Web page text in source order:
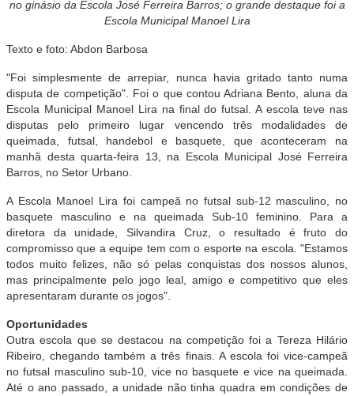
no ginásio da Escola José Ferreira Barros; o grande destaque foi a
Escola Municipal Manoel Lira
Texto e foto: Abdon Barbosa
"Foi simplesmente de arrepiar, nunca havia gritado tanto numa
disputa de competição". Foi o que contou Adriana Bento, aluna da
Escola Municipal Manoel Lira na final do futsal. A escola teve nas
disputas pelo primeiro lugar vencendo três modalidades de
queimada, futsal, handebol e basquete, que aconteceram na
manhã desta quarta-feira 13, na Escola Municipal José Ferreira
Barros, no Setor Urbano.
A Escola Manoel Lira foi campeã no futsal sub-12 masculino, no
basquete masculino e na queimada Sub-10 feminino. Para a
diretora da unidade, Silvandira Cruz, o resultado é fruto do
compromisso que a equipe tem com o esporte na escola. "Estamos
todos muito felizes, não só pelas conquistas dos nossos alunos,
mas principalmente pelo jogo leal, amigo e competitivo que eles
apresentaram durante os jogos".
Oportunidades
Outra escola que se destacou na competição foi a Tereza Hilário
Ribeiro, chegando também a três finais. A escola foi vice-campeã
no futsal masculino sub-10, vice no basquete e vice na queimada.
Até o ano passado, a unidade não tinha quadra em condições de